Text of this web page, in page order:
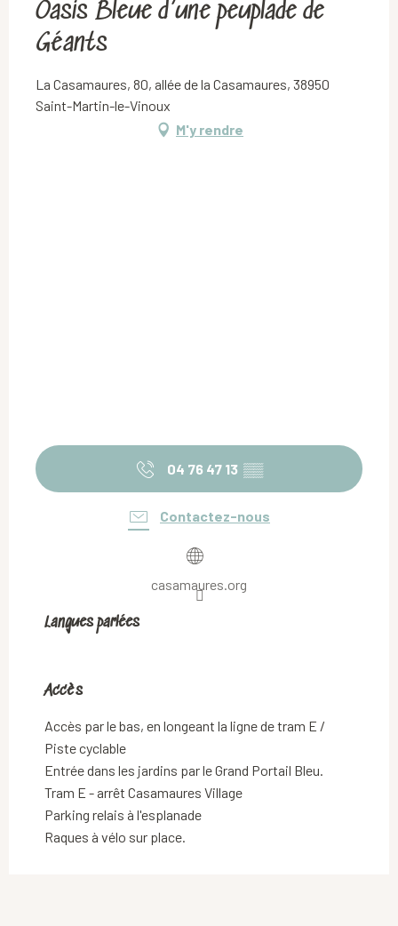
Oasis Bleue d’une peuplade de
Géants
La Casamaures, 80, allée de la Casamaures, 38950
Saint-Martin-le-Vinoux
M'y rendre
04 76 47 13 ▒▒
Contactez-nous
casamaures.org
Langues parlées
Langues parlées
Accès
Accès
Accès par le bas, en longeant la ligne de tram E /
Piste cyclable
Entrée dans les jardins par le Grand Portail Bleu.
Tram E - arrêt Casamaures Village
Parking relais à l'esplanade
Raques à vélo sur place.